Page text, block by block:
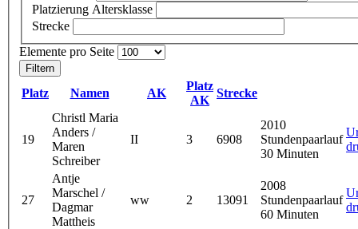
Platzierung Altersklasse
Strecke
Elemente pro Seite
Platz Namen AK
Platz
AK
Strecke
19
Christl Maria
Anders /
Maren
Schreiber
II 3 6908
2010
Stundenpaarlauf
30 Minuten
27
Antje
Marschel /
Dagmar
Mattheis
ww 2 13091
2008
Stundenpaarlauf
60 Minuten